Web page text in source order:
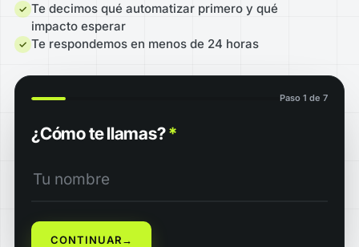
Te decimos qué automatizar primero y qué
impacto esperar
Te respondemos en menos de 24 horas
Paso 1 de 7
¿Cómo te llamas?*
CONTINUAR→